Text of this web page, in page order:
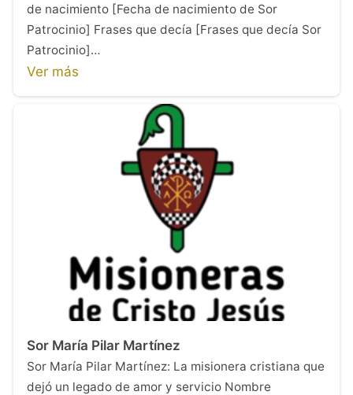
de nacimiento [Fecha de nacimiento de Sor
Patrocinio] Frases que decía [Frases que decía Sor
Patrocinio]…
Ver más
Sor María Pilar Martínez
Sor María Pilar Martínez: La misionera cristiana que
dejó un legado de amor y servicio Nombre